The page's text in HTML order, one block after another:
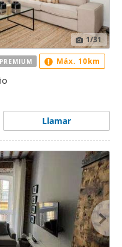
1/31
Llamar
PREMIUM Máx. 10km